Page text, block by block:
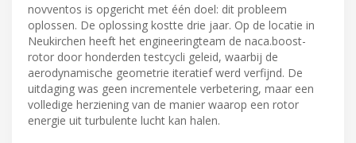
novventos is opgericht met één doel: dit probleem
oplossen. De oplossing kostte drie jaar. Op de locatie in
Neukirchen heeft het engineeringteam de naca.boost-
rotor door honderden testcycli geleid, waarbij de
aerodynamische geometrie iteratief werd verfijnd. De
uitdaging was geen incrementele verbetering, maar een
volledige herziening van de manier waarop een rotor
energie uit turbulente lucht kan halen.